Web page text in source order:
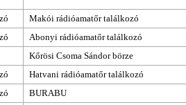
Makói rádióamatőr találkozó
Abonyi rádióamatőr találkozó
Kőrösi Csoma Sándor börze
Hatvani rádióamatőr találkozó
BURABU